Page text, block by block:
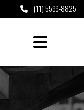
(11) 5599-8825
- São